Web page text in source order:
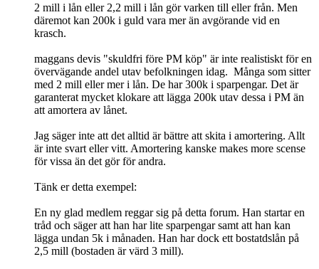
2 mill i lån eller 2,2 mill i lån gör varken till eller från. Men
däremot kan 200k i guld vara mer än avgörande vid en
krasch.
maggans devis "skuldfri före PM köp" är inte realistiskt för en
övervägande andel utav befolkningen idag. Många som sitter
med 2 mill eller mer i lån. De har 300k i sparpengar. Det är
garanterat mycket klokare att lägga 200k utav dessa i PM än
att amortera av lånet.
Jag säger inte att det alltid är bättre att skita i amortering. Allt
är inte svart eller vitt. Amortering kanske makes more scense
för vissa än det gör för andra.
Tänk er detta exempel:
En ny glad medlem reggar sig på detta forum. Han startar en
tråd och säger att han har lite sparpengar samt att han kan
lägga undan 5k i månaden. Han har dock ett bostatdslån på
2,5 mill (bostaden är värd 3 mill).